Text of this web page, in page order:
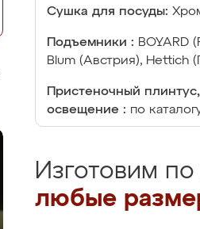
Сушка для посуды:
Подъемники : BOYARD
Blum (Австрия), Hettich
Пристеночный
освещение : по
Изготовим
любые